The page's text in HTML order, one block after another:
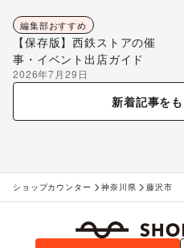
編集部おすすめ
【保存版】西鉄ストアの催
事・イベント出店ガイド
2026年7月29日
新着記事を
ショップカウンター 神奈川県 藤沢市